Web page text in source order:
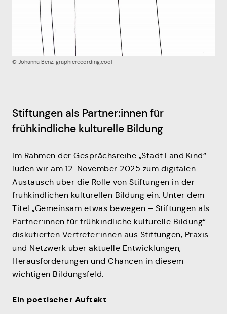
© Johanna Benz, graphicrecording.cool
Stiftungen als Partner:innen für
frühkindliche kulturelle Bildung
Im Rahmen der Gesprächsreihe „Stadt.Land.Kind“
luden wir am 12. November 2025 zum digitalen
Austausch über die Rolle von Stiftungen in der
frühkindlichen kulturellen Bildung ein. Unter dem
Titel „Gemeinsam etwas bewegen – Stiftungen als
Partner:innen für frühkindliche kulturelle Bildung“
diskutierten Vertreter:innen aus Stiftungen, Praxis
und Netzwerk über aktuelle Entwicklungen,
Herausforderungen und Chancen in diesem
wichtigen Bildungsfeld.
Ein poetischer Auftakt